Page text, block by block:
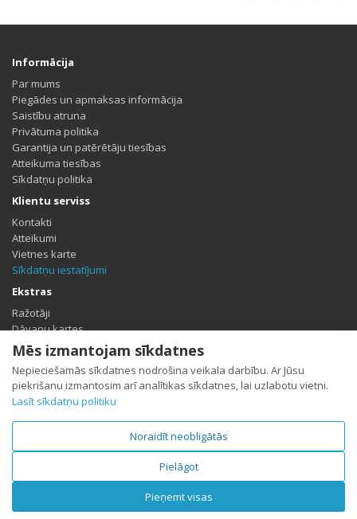
Informācija
Par mums
Piegādes un apmaksas informācija
Saistību atruna
Privātuma politika
Garantija un patērētāju tiesības
Atteikuma tiesības
Sīkdatņu politika
Klientu serviss
Kontakti
Atteikumi
Vietnes karte
Sīkdatņu iestatījumi
Ekstras
Ražotāji
Dāvanu kartes
Partneris
Īpašais piedāvājums
Profils
Profils
Pasūtījumu vēsture
Jaunumi
SujLetak.lv © 2026
Mēs izmantojam sīkdatnes
Nepieciešamās sīkdatnes nodrošina veikala darbību. Ar Jūsu
piekrišanu izmantosim arī analītikas sīkdatnes, lai uzlabotu vietni.
Lasīt sīkdatņu politiku
Noraidīt neobligātās
Pielāgot
Pieņemt visas